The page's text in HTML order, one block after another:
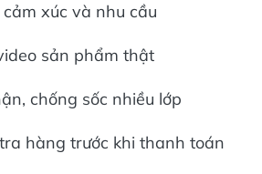
xúc và nhu cầu
sản phẩm thật
chống sốc nhiều lớp
hàng trước khi thanh toán